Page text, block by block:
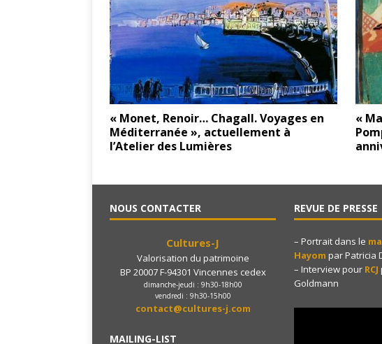
« Monet, Renoir… Chagall. Voyages en
Méditerranée », actuellement à
l’Atelier des Lumières
«
NOUS CONTACTER
Cultures-J
Valorisation du patrimoine
BP 20007 F-94301 Vincennes cedex
dimanche-jeudi : 9h30-18h00
vendredi : 9h30-15h00
contact@cultures-j.com
MAILING-LIST
REVUE DE PRESSE
– Portrait dans le
Hayom par Patricia
– Interview pour RCJ
Goldmann